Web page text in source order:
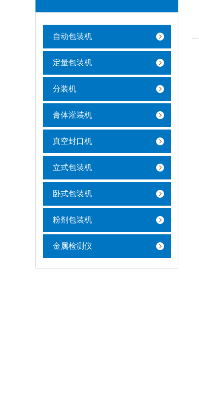
自动包装机
定量包装机
分装机
膏体灌装机
真空封口机
立式包装机
卧式包装机
粉剂包装机
金属检测仪